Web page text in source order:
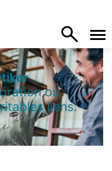
où
liens.